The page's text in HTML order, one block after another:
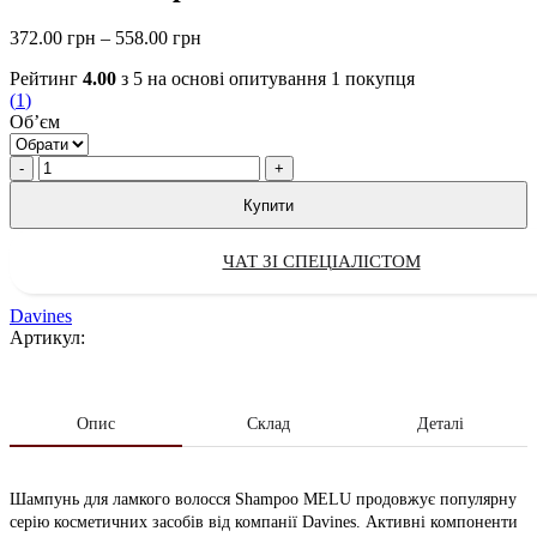
372.00 грн – 558.00 грн
372.00 грн
Рейтинг 4.00 з 5 на основі опитування 1 покупця
(1)
Обʼєм
Quantity
Купити
ЧАТ ЗІ СПЕЦІАЛІСТОМ
Davines
Артикул:
Опис Склад Деталі
Шампунь для ламкого волосся Shampoo MELU продовжує популярну
серію косметичних засобів від компанії Davines. Активні компоненти